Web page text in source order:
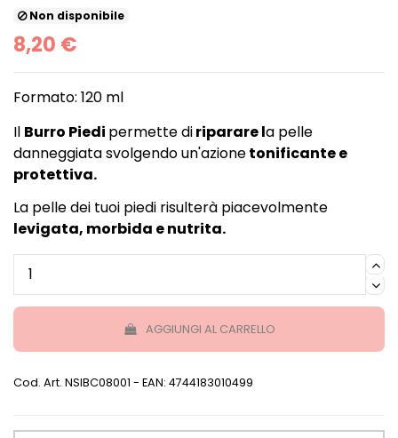
Non disponibile
8,20 €
Formato: 120 ml
Il Burro Piedi permette diriparare la pelle
danneggiata svolgendo un'azionetonificante e
protettiva.
La pelle dei tuoi piedi risulterà piacevolmente
levigata, morbida e nutrita.
AGGIUNGI AL CARRELLO
Cod. Art. NSIBC08001 - EAN: 4744183010499